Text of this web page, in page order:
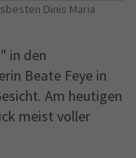
Dinis Maria
in den
Beate Feye in
Am heutigen
meist voller